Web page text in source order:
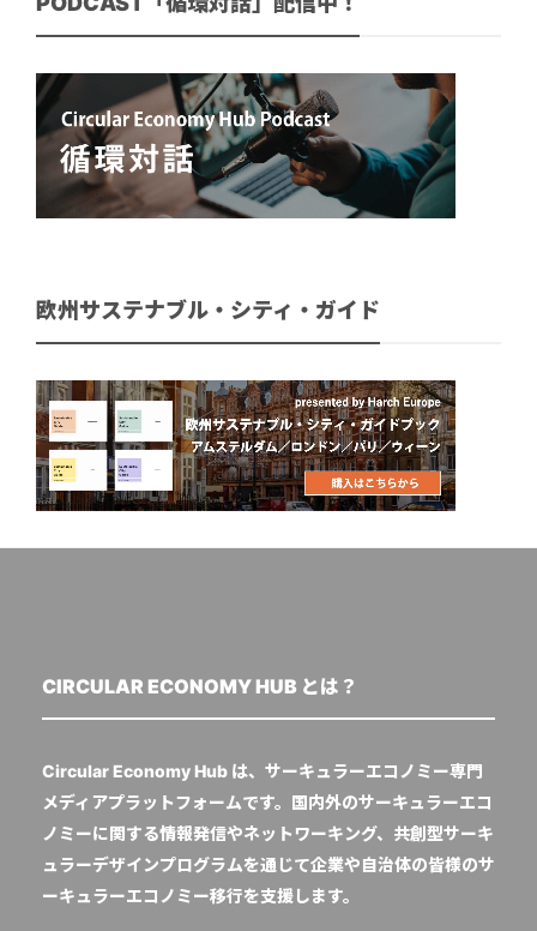
欧州サステナブル・シティ・ガイド
CIRCULAR ECONOMY HUB とは？
Circular Economy Hub は、サーキュラーエコノミー専門
メディアプラットフォームです。国内外のサーキュラーエコ
ノミーに関する情報発信やネットワーキング、共創型サーキ
ュラーデザインプログラムを通じて企業や自治体の皆様のサ
ーキュラーエコノミー移行を支援します。